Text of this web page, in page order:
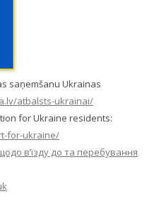
saņemšanu Ukrainas
atbalsts-ukrainai/
for Ukraine residents:
for-ukraine/
в’їзду до та перебування